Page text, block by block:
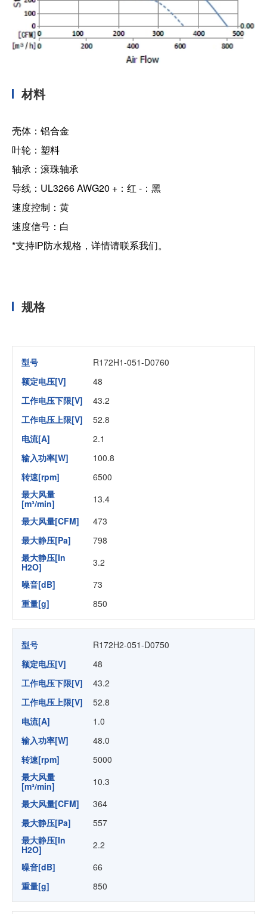
材料
壳体：铝合金
叶轮：塑料
轴承：滚珠轴承
导线：UL3266 AWG20 +：红 -：黑
速度控制：黄
速度信号：白
*支持IP防水规格，详情请联系我们。
规格
型号
R172H1-051-D0760
额定电压[V]
48
工作电压下限[V]
43.2
工作电压上限[V]
52.8
电流[A]
2.1
输入功率[W]
100.8
转速[rpm]
6500
最大风量
[m³/min]
13.4
最大风量[CFM]
473
最大静压[Pa]
798
最大静压[In
H2O]
3.2
噪音[dB]
73
重量[g]
850
型号
R172H2-051-D0750
额定电压[V]
48
工作电压下限[V]
43.2
工作电压上限[V]
52.8
电流[A]
1.0
输入功率[W]
48.0
转速[rpm]
5000
最大风量
[m³/min]
10.3
最大风量[CFM]
364
最大静压[Pa]
557
最大静压[In
H2O]
2.2
噪音[dB]
66
重量[g]
850